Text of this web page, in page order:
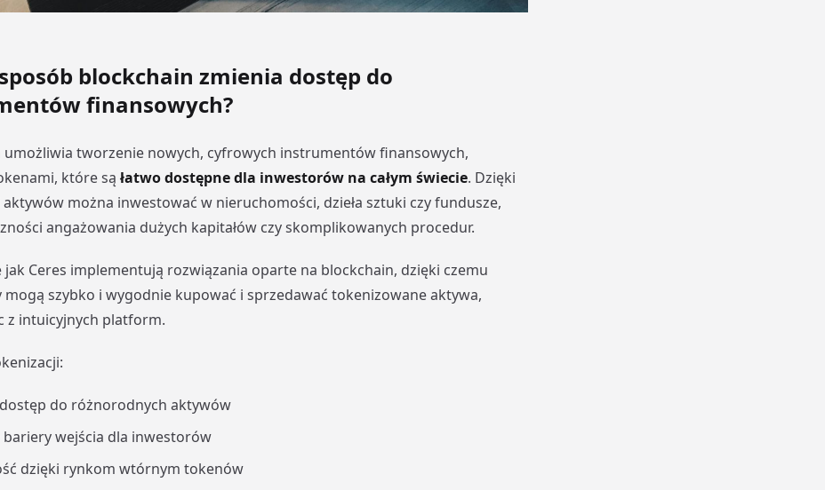
blockchain zmienia dostęp do
finansowych?
umożliwia tworzenie nowych, cyfrowych instrumentów finansowych,
które są łatwo dostępne dla inwestorów na całym świecie. Dzięki
można inwestować w nieruchomości, dzieła sztuki czy fundusze,
angażowania dużych kapitałów czy skomplikowanych procedur.
jak Ceres implementują rozwiązania oparte na blockchain, dzięki czemu
mogą szybko i wygodnie kupować i sprzedawać tokenizowane aktywa,
z intuicyjnych platform.
do różnorodnych aktywów
bariery wejścia dla inwestorów
dzięki rynkom wtórnym tokenów